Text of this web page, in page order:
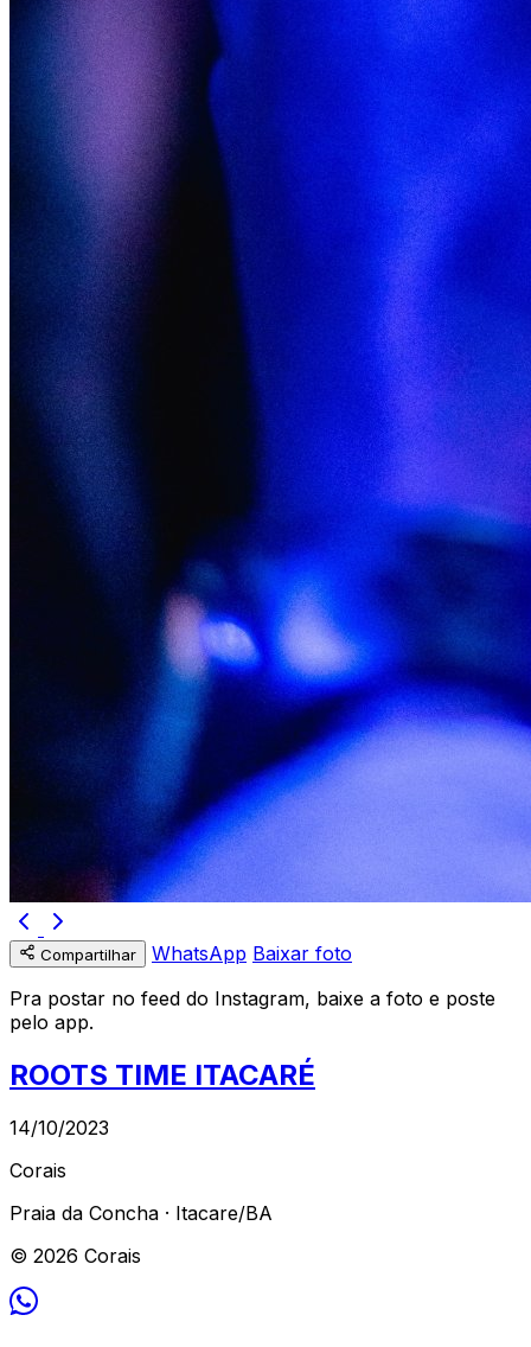
Compartilhar WhatsApp Baixar foto
Pra postar no feed do Instagram, baixe a foto e poste
pelo app.
ROOTS TIME ITACARÉ
14/10/2023
Corais
Praia da Concha · Itacare/BA
© 2026 Corais